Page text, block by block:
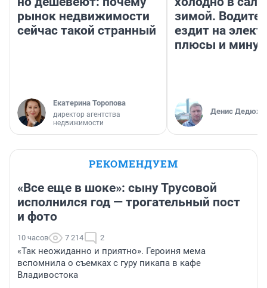
рынок недвижимости
сейчас такой странный
Екатерина Торопова
директор агентства
недвижимости
зимой.
ездит на
плюсы и
Денис
РЕКОМЕНДУЕМ
«Все еще в шоке»: сыну Трусовой
исполнился год — трогательный пост
и фото
10 часов 7 214 2
«Так неожиданно и приятно». Героиня мема
вспомнила о съемках с гуру пикапа в кафе
Владивостока